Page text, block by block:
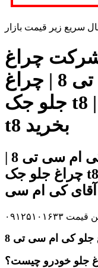
سریع زیر قیمت بازار
شرکت چراغ
جلو طرح کی ام سی تی 8 | چراغ
جلو جک t8 | چراغ جلو طرح kmc
t8 بخرید
چراغ جلو جک t8 | چراغ جلو طرح kmc t8 در
کی ام سی
جلو کی ام سی تی 8
جلو خودرو چیست؟